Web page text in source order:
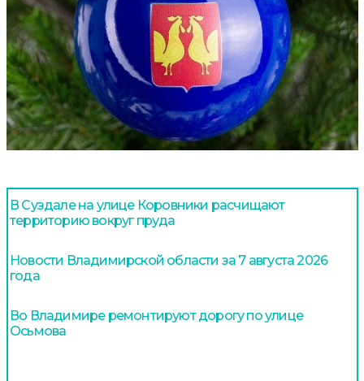
В Суздале на улице Коровники расчищают
территорию вокруг пруда
Новости Владимирской области за 7 августа 2026
года
Во Владимире ремонтируют дорогу по улице
Осьмова